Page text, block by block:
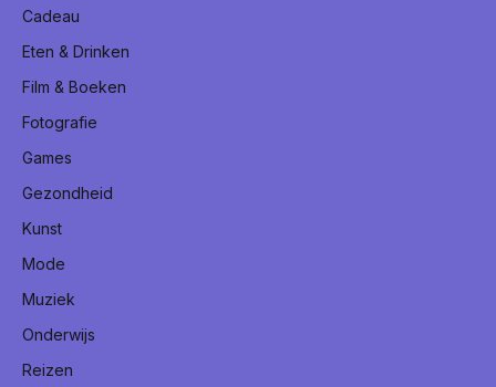
Cadeau
Eten & Drinken
Film & Boeken
Fotografie
Games
Gezondheid
Kunst
Mode
Muziek
Onderwijs
Reizen